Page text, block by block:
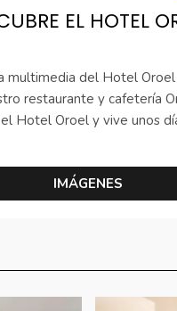
EL HOTEL
multimedia del Hotel
restaurante y cafetería
el Hotel Oroel y vive unos
IMÁGENES